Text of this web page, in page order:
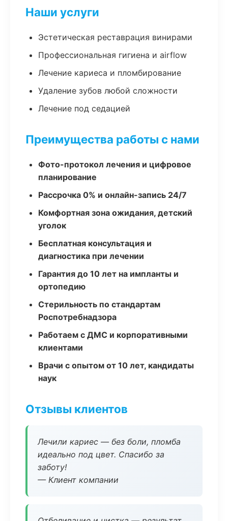
Наши услуги
Эстетическая реставрация винирами
Профессиональная гигиена и airflow
Лечение кариеса и пломбирование
Удаление зубов любой сложности
Лечение под седацией
Преимущества работы с нами
Фото-протокол лечения и цифровое
планирование
Рассрочка 0% и онлайн-запись 24/7
Комфортная зона ожидания, детский
уголок
Бесплатная консультация и
диагностика при лечении
Гарантия до 10 лет на импланты и
ортопедию
Стерильность по стандартам
Роспотребнадзора
Работаем с ДМС и корпоративными
клиентами
Врачи с опытом от 10 лет, кандидаты
наук
Отзывы клиентов
Лечили кариес — без боли, пломба
идеально под цвет. Спасибо за
заботу!
— Клиент компании